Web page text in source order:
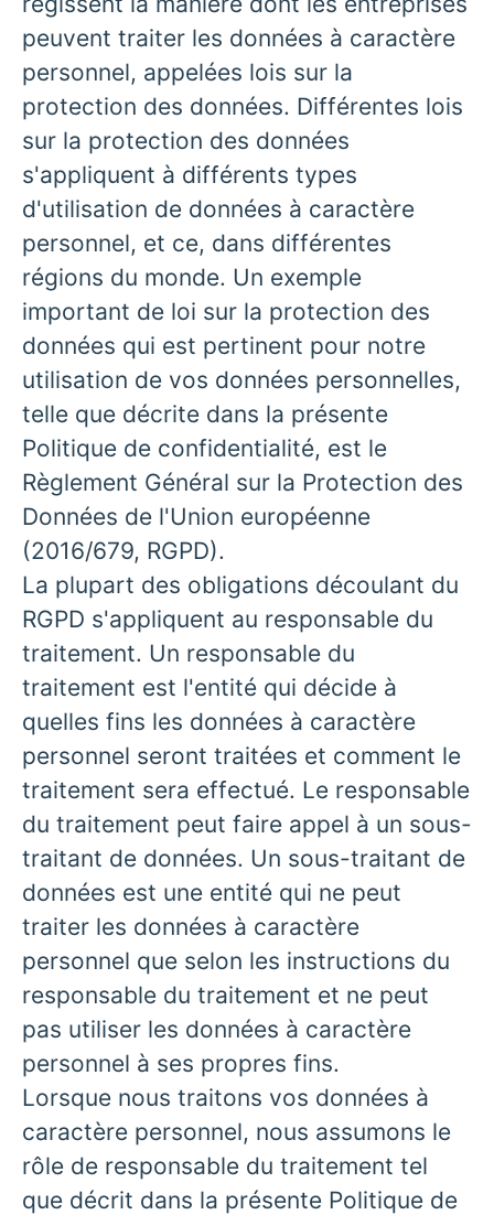
peuvent traiter les données à caractère
personnel, appelées lois sur la
protection des données. Différentes lois
sur la protection des données
s'appliquent à différents types
d'utilisation de données à caractère
personnel, et ce, dans différentes
régions du monde. Un exemple
important de loi sur la protection des
données qui est pertinent pour notre
utilisation de vos données personnelles,
telle que décrite dans la présente
Politique de confidentialité, est le
Règlement Général sur la Protection des
Données de l'Union européenne
(2016/679, RGPD).
La plupart des obligations découlant du
RGPD s'appliquent au responsable du
traitement. Un responsable du
traitement est l'entité qui décide à
quelles fins les données à caractère
personnel seront traitées et comment le
traitement sera effectué. Le responsable
du traitement peut faire appel à un sous-
traitant de données. Un sous-traitant de
données est une entité qui ne peut
traiter les données à caractère
personnel que selon les instructions du
responsable du traitement et ne peut
pas utiliser les données à caractère
personnel à ses propres fins.
Lorsque nous traitons vos données à
caractère personnel, nous assumons le
rôle de responsable du traitement tel
que décrit dans la présente Politique de